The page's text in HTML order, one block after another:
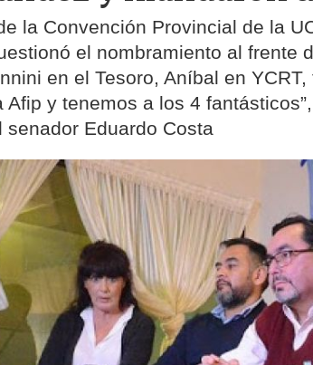
la Convención Provincial de la
el nombramiento al frente
en el Tesoro, Aníbal en
Afip y tenemos a los 4
senador Eduardo Costa